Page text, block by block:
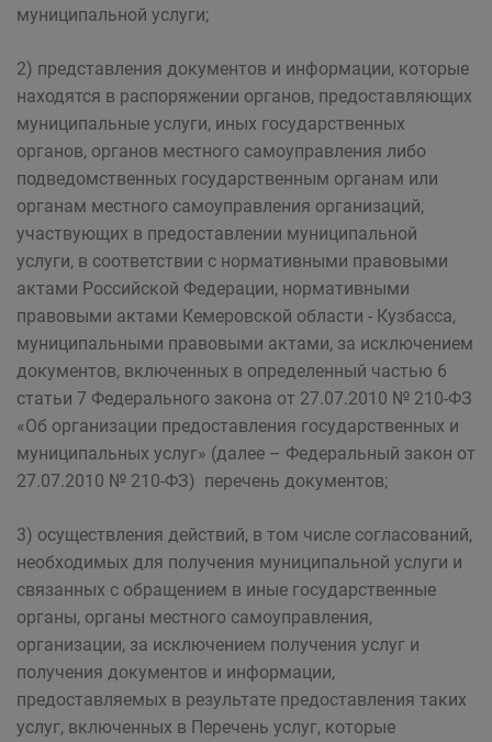
муниципальной услуги;
2) представления документов и информации, которые
находятся в распоряжении органов, предоставляющих
муниципальные услуги, иных государственных
органов, органов местного самоуправления либо
подведомственных государственным органам или
органам местного самоуправления организаций,
участвующих в предоставлении муниципальной
услуги, в соответствии с нормативными правовыми
актами Российской Федерации, нормативными
правовыми актами Кемеровской области - Кузбасса,
муниципальными правовыми актами, за исключением
документов, включенных в определенный частью 6
статьи 7 Федерального закона от 27.07.2010 № 210-ФЗ
«Об организации предоставления государственных и
муниципальных услуг» (далее – Федеральный закон от
27.07.2010 № 210-ФЗ) перечень документов;
3) осуществления действий, в том числе согласований,
необходимых для получения муниципальной услуги и
связанных с обращением в иные государственные
органы, органы местного самоуправления,
организации, за исключением получения услуг и
получения документов и информации,
предоставляемых в результате предоставления таких
услуг, включенных в Перечень услуг, которые